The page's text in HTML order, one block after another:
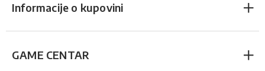
Informacije o kupovini
GAME CENTAR